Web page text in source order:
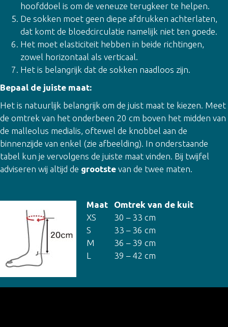
hoofddoel is om de veneuze terugkeer te helpen.
De sokken moet geen diepe afdrukken achterlaten,
dat komt de bloedcirculatie namelijk niet ten goede.
Het moet elasticiteit hebben in beide richtingen,
zowel horizontaal als verticaal.
Het is belangrijk dat de sokken naadloos zijn.
Bepaal de juiste maat:
Het is natuurlijk belangrijk om de juist maat te kiezen. Meet
de omtrek van het onderbeen 20 cm boven het midden van
de malleolus medialis, oftewel de knobbel aan de
binnenzijde van enkel (zie afbeelding). In onderstaande
tabel kun je vervolgens de juiste maat vinden. Bij twijfel
adviseren wij altijd de grootste van de twee maten.
Maat Omtrek van de kuit
XS
30 – 33 cm
S
33 – 36 cm
M
36 – 39 cm
L
39 – 42 cm